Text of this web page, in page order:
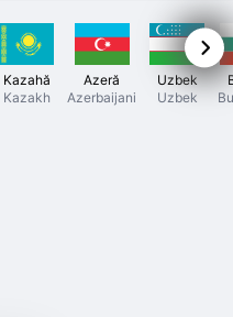
Kazahă
Kazakh
Azeră
Azerbaijani
Uzbek
Uzbek